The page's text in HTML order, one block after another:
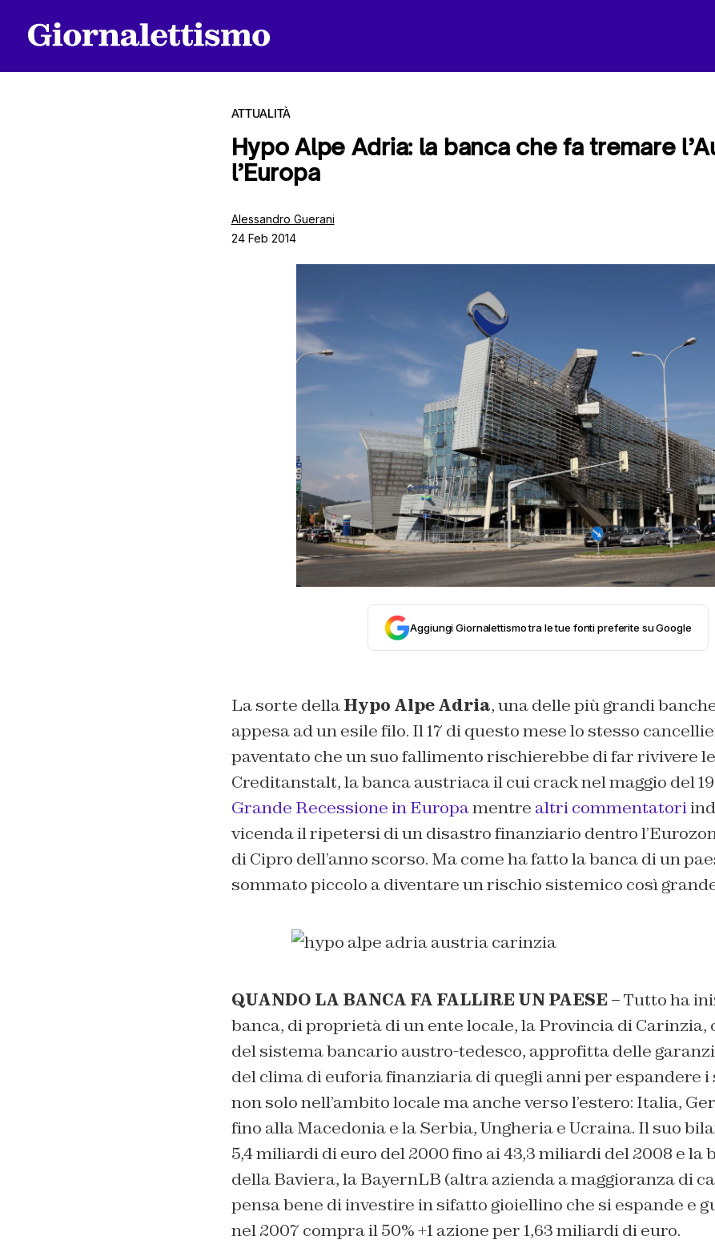
ATTUALITÀ
Hypo Alpe Adria: la banca che fa tremare
l’Europa
Alessandro Guerani
24 Feb 2014
Aggiungi Giornalettismo tra le tue fonti preferite su Google
La sorte dellaHypo Alpe Adria, una delle più grandi
appesa ad un esile filo. Il 17 di questo mese lo stesso
paventato che un suo fallimento rischierebbe di far rivivere
Creditanstalt, la banca austriaca il cui crack nel maggio del
Grande Recessione in Europamentre altri commentatori
vicenda il ripetersi di un disastro finanziario dentro
di Cipro dell’anno scorso. Ma come ha fatto la banca di un
sommato piccolo a diventare un rischio sistemico così
QUANDO LA BANCA FA FALLIRE UN PAESE –Tutto ha
banca, di proprietà di un ente locale, la Provincia di Carinzia,
del sistema bancario austro-tedesco, approfitta delle
del clima di euforia finanziaria di quegli anni per espandere
non solo nell’ambito locale ma anche verso l’estero: Italia,
fino alla Macedonia e la Serbia, Ungheria e Ucraina. Il suo
5,4 miliardi di euro del 2000 fino ai 43,3 miliardi del 2008 e la
della Baviera, la BayernLB (altra azienda a maggioranza di
pensa bene di investire in sifatto gioiellino che si espande e
nel 2007 compra il 50% +1 azione per 1,63 miliardi di euro.